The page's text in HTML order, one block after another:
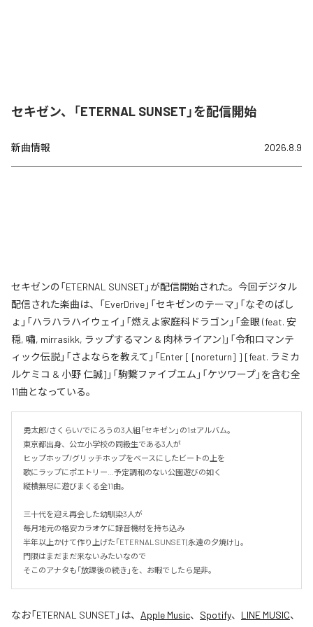
セキゼン、「ETERNAL SUNSET」を配信開始
新曲情報 2026.8.9
セキゼンの「ETERNAL SUNSET」が配信開始された。今回デジタル
配信された楽曲は、「EverDrive」「セキゼンのテーマ」「なぞのばし
ょ」「ハラハラハイウェイ」「燃えよ家庭科ドラゴン」「金眼 (feat. 安
穏, 嘯, mirrasikk, ラップするマン & 肉林ライアン)」「令和ロマンテ
ィック伝説」「さよならを教えて」「Enter [ [noreturn] ] [feat. ラミカ
ルケミコ & 小野 仁誠]」「駒繋ファイブエム」「ケツワープ」を含む全
11曲となっている。
勇太郎/さくらい/でにろうの3人組「セキゼン」の1stアルバム。
東京都出身、公立小学校の同級生である3人が
ヒップホップ/グリッチホップをベースにしたビートの上を
歌にラップにポエトリー…予定調和のない公園遊びの如く
縦横無尽に遊びまくる全11曲。
三十代を迎え再会した幼馴染3人が
毎月地元の格安カラオケに録音機材を持ち込み
半年以上かけて作り上げた「ETERNAL SUNSET(永遠の夕焼け)」。
門限はまだまだ来ないみたいなので
そこのアナタも「放課後の続き」を、お暇でしたら是非。
なお「ETERNAL SUNSET 」は、 Apple Music、 Spotify、 LINE MUSIC、